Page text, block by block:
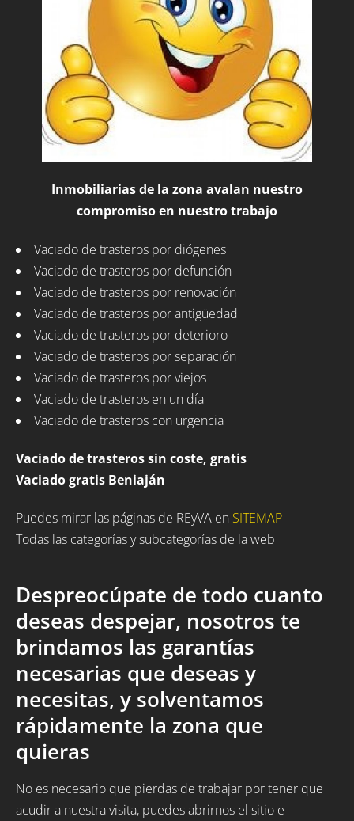
Inmobiliarias de la zona avalan nuestro
compromiso en nuestro trabajo
Vaciado de trasteros por diógenes
Vaciado de trasteros por defunción
Vaciado de trasteros por renovación
Vaciado de trasteros por antigüedad
Vaciado de trasteros por deterioro
Vaciado de trasteros por separación
Vaciado de trasteros por viejos
Vaciado de trasteros en un día
Vaciado de trasteros con urgencia
Vaciado de trasteros sin coste, gratis
Vaciado gratis Beniaján
Puedes mirar las páginas de REyVA en SITEMAP
Todas las categorías y subcategorías de la web
Despreocúpate de todo cuanto
deseas despejar, nosotros te
brindamos las garantías
necesarias que deseas y
necesitas, y solventamos
rápidamente la zona que
quieras
No es necesario que pierdas de trabajar por tener que
acudir a nuestra visita, puedes abrirnos el sitio e